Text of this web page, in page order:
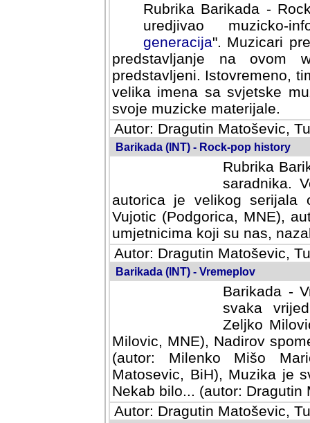
Rubrika Barikada -
uredjivao muzicko-
Muzicari predstavljeni u
na ovom web portalu
Istovremeno, tim nacinom
sa svjetske muzicke scene
materijale.
Autor: Dragutin Matoševic,
Barikada (INT) - Rock-pop history
Rubrika
saradnika.
autorica je velikog serijala
Vujotic (Podgorica, MNE),
umjetnicima koji su nas,
Autor: Dragutin Matoševic,
Barikada (INT) - Vremeplov
Barikada -
svaka
Milovic,
MNE), Nadirov spomenar
Milenko Mišo Maric, UK),
Muzika je svirala (autor:
(autor: Dragutin Matosevic,
Autor: Dragutin Matoševic,